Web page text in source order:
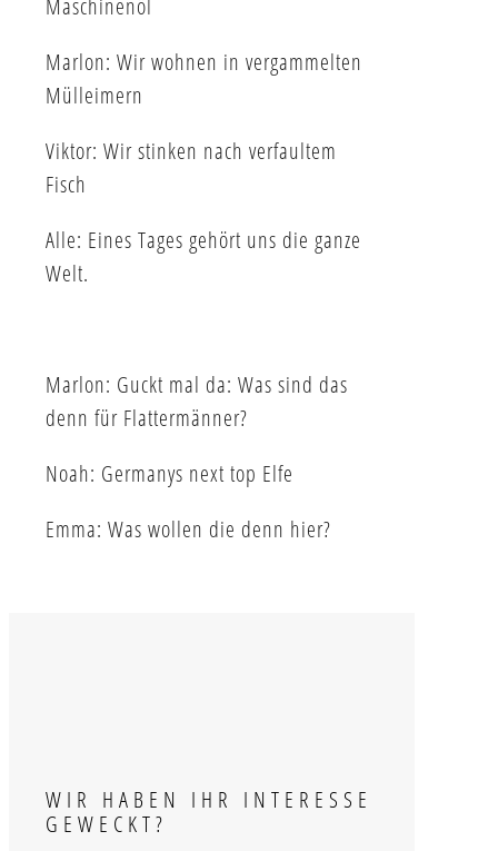
Maschinenöl
Marlon: Wir wohnen in vergammelten
Mülleimern
Viktor: Wir stinken nach verfaultem
Fisch
Alle: Eines Tages gehört uns die ganze
Welt.
Marlon: Guckt mal da: Was sind das
denn für Flattermänner?
Noah: Germanys next top Elfe
Emma: Was wollen die denn hier?
WIR HABEN IHR INTERESSE
GEWECKT?